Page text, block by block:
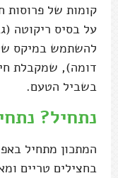
קומות של פרוסות
על בסיס ריקוטה
להשתמש במיקס
דומה), שמקבלת
בשביל הטעם.
נתחיל?
המתכון מתחיל
בחצילים טריים